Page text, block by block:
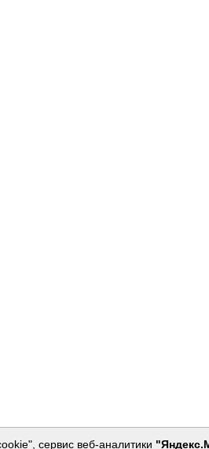
сервис веб-аналитики